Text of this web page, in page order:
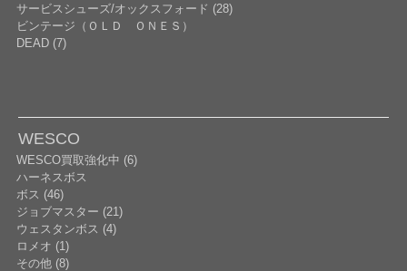
サービスシューズ/オックスフォード (28)
ビンテージ（ＯＬＤ ＯＮＥＳ）
DEAD (7)
WESCO
WESCO買取強化中 (6)
ハーネスボス
ボス (46)
ジョブマスター (21)
ウェスタンボス (4)
ロメオ (1)
その他 (8)